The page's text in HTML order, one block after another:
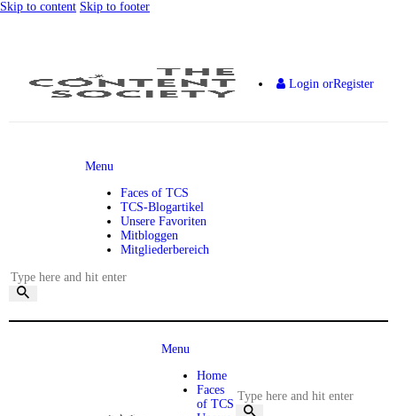
Skip to content Skip to footer
Login orRegister
Menu
Faces of TCS
TCS-Blogartikel
Unsere Favoriten
Mitbloggen
Mitgliederbereich
Menu
Home
Faces
of TCS